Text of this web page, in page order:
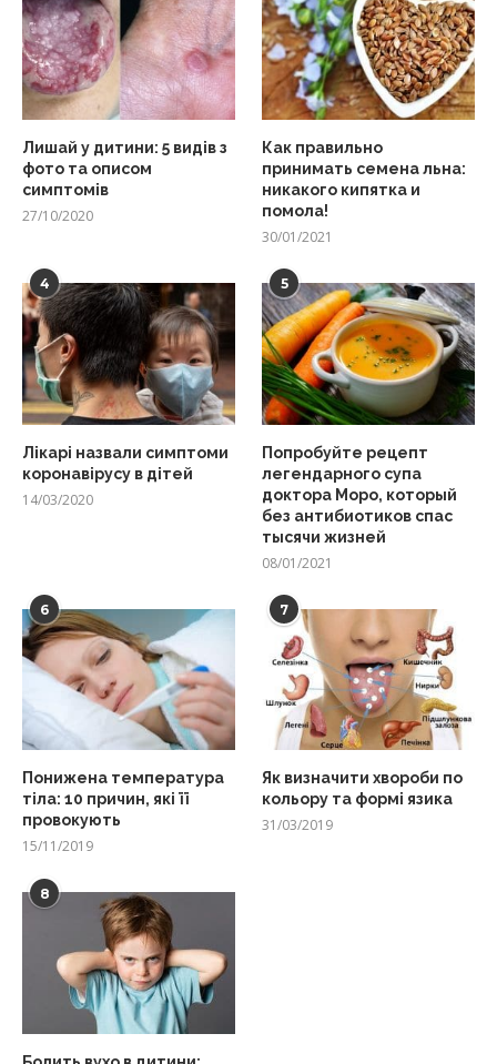
Лишай у дитини: 5 видів з
фото та описом
симптомів
27/10/2020
Как правильно
принимать семена льна:
никакого кипятка и
помола!
30/01/2021
4
Лікарі назвали симптоми
коронавірусу в дітей
14/03/2020
5
Попробуйте рецепт
легендарного супа
доктора Моро, который
без антибиотиков спас
тысячи жизней
08/01/2021
6
Понижена температура
тіла: 10 причин, які її
провокують
15/11/2019
7
Як визначити хвороби по
кольору та формі язика
31/03/2019
8